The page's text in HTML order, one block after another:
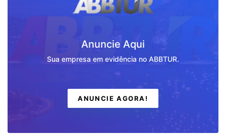
Anuncie Aqui
Sua empresa em evidência no ABBTUR.
ANUNCIE AGORA!